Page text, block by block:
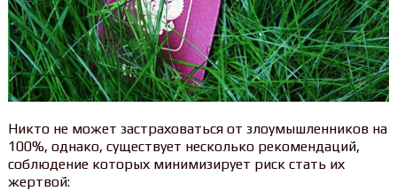
Никто не может застраховаться от злоумышленников на
100%, однако, существует несколько рекомендаций,
соблюдение которых минимизирует риск стать их
жертвой: